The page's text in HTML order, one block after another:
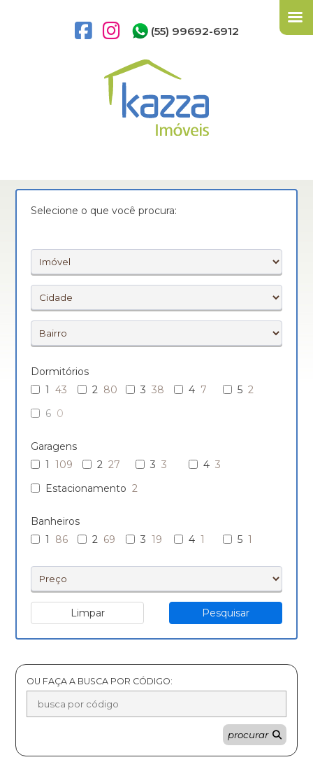
(55) 99692-6912
Selecione o que você procura:
Dormitórios
1 43 2 80 3 38 4 7 5 2
6 0
Garagens
1 109 2 27 3 3 4 3
Estacionamento 2
Banheiros
1
86 2 69 3 19 4 1 5 1
Pesquisar
Limpar
OU FAÇA A BUSCA POR CÓDIGO:
procurar